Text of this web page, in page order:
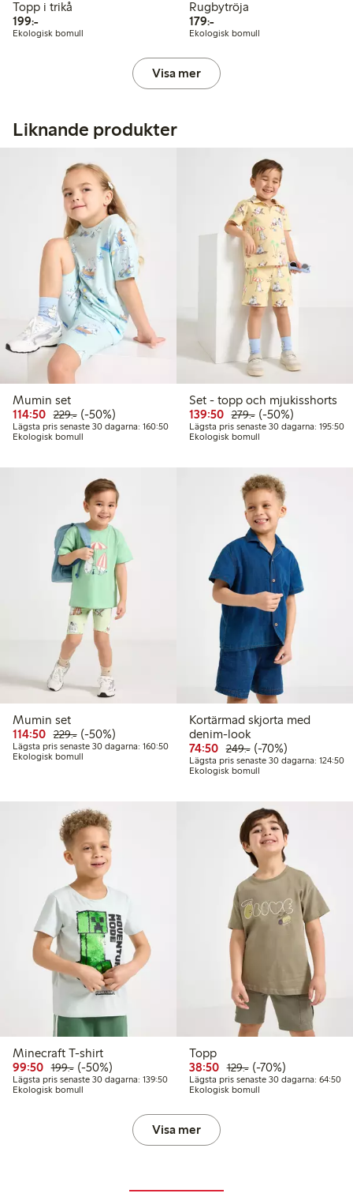
Topp i trikå
199:-199,00 kr
Ekologisk bomull
Rugbytröja
179:-179,00 kr
Ekologisk bomull
Visa mer
Liknande produkter
Mumin set
114:50 Rabatterat pris: 114,50 kr
229:-Ordinarie pris: 229,00 kr
50% rabatt
(-50%)
Lägsta pris senaste 30 dagarna: 160:50Lägsta pris senaste 30 dagarna: 160,50 kr
Ekologisk bomull
Set - topp och mjukisshorts
139:50 Rabatterat pris: 139,50
279:-Ordinarie pris:
50% rabatt
(-50%)
Lägsta pris senaste 30 dagarna: 195:50
Ekologisk bomull
Mumin set
114:50 Rabatterat pris: 114,50 kr
229:-Ordinarie pris: 229,00 kr
50% rabatt
(-50%)
Lägsta pris senaste 30 dagarna: 160:50Lägsta pris senaste 30 dagarna: 160,50 kr
Ekologisk bomull
Kortärmad skjorta med
denim-look
74:50 Rabatterat pris: 74,50 kr
249:-Ordinarie pris:
70% rabatt
(-70%)
Lägsta pris senaste 30 dagarna: 124:50
Ekologisk bomull
Minecraft T-shirt
99:50 Rabatterat pris: 99,50 kr
199:-Ordinarie pris: 199,00 kr
50% rabatt
(-50%)
Lägsta pris senaste 30 dagarna: 139:50Lägsta pris senaste 30 dagarna: 139,50 kr
Ekologisk bomull
Topp
38:50 Rabatterat pris: 38,50 kr
129:-Ordinarie pris:
70% rabatt
(-70%)
Lägsta pris senaste 30 dagarna: 64:50
Ekologisk bomull
Visa mer